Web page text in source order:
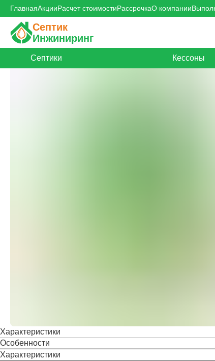
ГлавнаяАкцииРасчет стоимостиРассрочкаО компании
Септик
Инжиниринг
Септики Кессоны
Характеристики
Особенности
Характеристики